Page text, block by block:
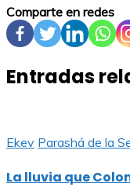
Comparte en redes
Entradas
Ekev Parashá de la
La lluvia que